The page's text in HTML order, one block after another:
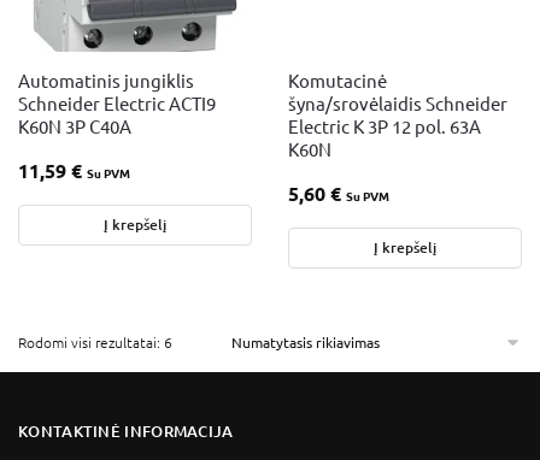
Automatinis jungiklis
Schneider Electric ACTI9
K60N 3P C40A
11,59€ Su PVM
Į krepšelį
Komutacinė
šyna/srovėlaidis Schneider
Electric K 3P 12 pol. 63A
K60N
5,60€ Su PVM
Į krepšelį
Rodomi visi rezultatai: 6
KONTAKTINĖ INFORMACIJA